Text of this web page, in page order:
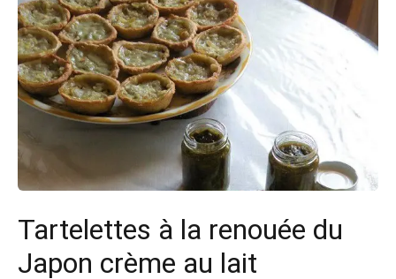
Tartelettes à la renouée du
Japon crème au lait